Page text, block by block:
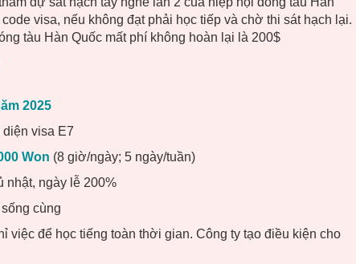
visa, nếu không đạt phải học tiếp và chờ thi sát hạch lại.
tàu Hàn Quốc mất phí không hoàn lại là 200$
2025
visa E7
Won (8 giờ/ngày; 5 ngày/tuần)
nhật, ngày lễ 200%
cùng
việc để học tiếng toàn thời gian. Công ty tạo điều kiện cho